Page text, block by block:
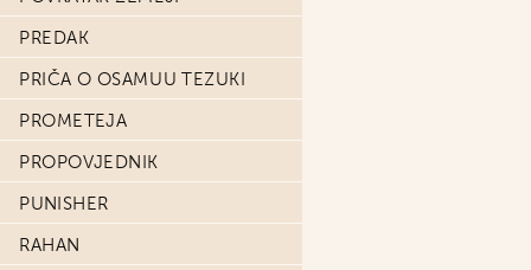
PREDAK
PRIČA O OSAMUU TEZUKI
PROMETEJA
PROPOVJEDNIK
PUNISHER
RAHAN